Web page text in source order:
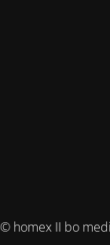
© homex II bo